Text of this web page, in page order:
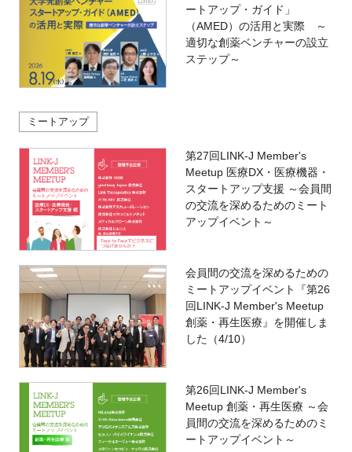
ートアップ・ガイド」
（AMED）の活用と実際 ～
適切な創薬ベンチャーの設立
ステップ～
ミートアップ
第27回LINK-J Member's
Meetup 医療DX・医療機器・
スタートアップ支援 ～会員間
の交流を深めるためのミート
アップイベント～
会員間の交流を深めるための
ミートアップイベント『第26
回LINK-J Member's Meetup
創薬・再生医療』を開催しま
した（4/10）
第26回LINK-J Member's
Meetup 創薬・再生医療 ～会
員間の交流を深めるためのミ
ートアップイベント～